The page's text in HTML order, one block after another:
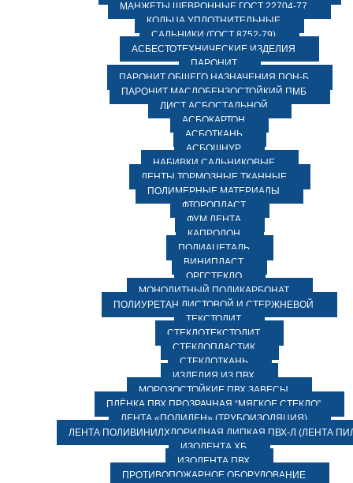
МАНЖЕТЫ ШЕВРОННЫЕ ГОСТ 22704-77
КОЛЬЦА УПЛОТНИТЕЛЬНЫЕ
САЛЬНИКИ (ГОСТ 8752-79)
АСБЕСТОТЕХНИЧЕСКИЕ ИЗДЕЛИЯ
ПАРОНИТ
ПАРОНИТ ОБЩЕГО НАЗНАЧЕНИЯ ПОН-Б
ПАРОНИТ МАСЛОБЕНЗОСТОЙКИЙ ПМБ
ЛИСТ АСБОСТАЛЬНОЙ
АСБОКАРТОН
АСБОТКАНЬ
АСБОШНУР
НАБИВКИ САЛЬНИКОВЫЕ
ЛЕНТЫ ТОРМОЗНЫЕ ТКАННЫЕ
ПОЛИМЕРНЫЕ МАТЕРИАЛЫ
ФТОРОПЛАСТ
ФУМ ЛЕНТА
КАПРОЛОН
ПОЛИАЦЕТАЛЬ
ВИНИПЛАСТ
ОРГСТЕКЛО
МОНОЛИТНЫЙ ПОЛИКАРБОНАТ
ПОЛИУРЕТАН ЛИСТОВОЙ И СТЕРЖНЕВОЙ
ТЕКСТОЛИТ
СТЕКЛОТЕКСТОЛИТ
СТЕКЛОПЛАСТИК
СТЕКЛОТКАНЬ
ИЗДЕЛИЯ ИЗ ПВХ
МОРОЗОСТОЙКИЕ ПВХ ЗАВЕСЫ
ПЛЁНКА ПВХ ПРОЗРАЧНАЯ “МЯГКОЕ СТЕКЛО”
ЛЕНТА «ПОЛИЛЕН» (ТРУБОИЗОЛЯЦИЯ)
ЛЕНТА ПОЛИВИНИЛХЛОРИДНАЯ ЛИПКАЯ ПВХ-Л (ЛЕНТА
ИЗОЛЕНТА ХБ
ИЗОЛЕНТА ПВХ
ПРОТИВОПОЖАРНОЕ ОБОРУДОВАНИЕ